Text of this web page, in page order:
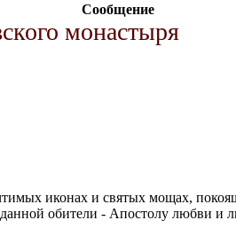
Сообщение
монастыря
иконах и святых мощах,
обители - Апостолу любви и